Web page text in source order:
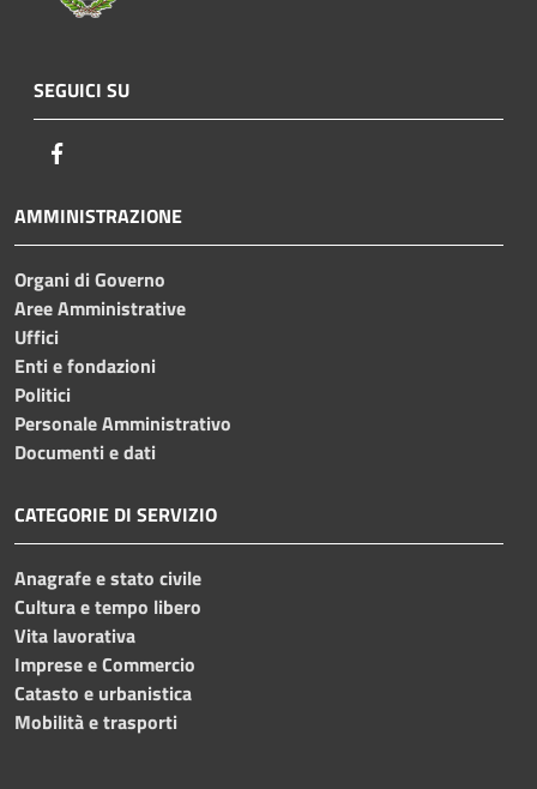
SEGUICI SU
AMMINISTRAZIONE
Organi di Governo
Aree Amministrative
Uffici
Enti e fondazioni
Politici
Personale Amministrativo
Documenti e dati
CATEGORIE DI SERVIZIO
Anagrafe e stato civile
Cultura e tempo libero
Vita lavorativa
Imprese e Commercio
Catasto e urbanistica
Mobilità e trasporti